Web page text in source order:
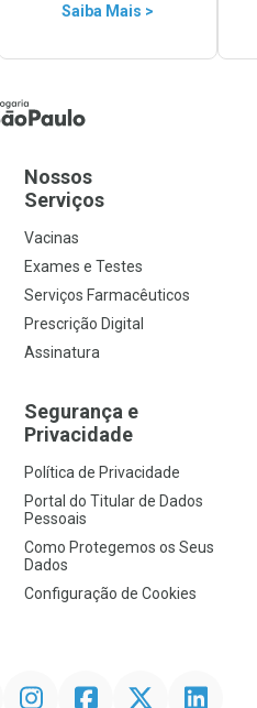
Saiba Mais >
Nossos
Serviços
Vacinas
Exames e Testes
Serviços Farmacêuticos
Prescrição Digital
Assinatura
Segurança e
Privacidade
Política de Privacidade
Portal do Titular de Dados
Pessoais
Como Protegemos os Seus
Dados
Configuração de Cookies
InstagramFacebookTwitter Linkedin